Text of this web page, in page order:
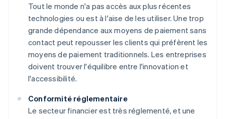
Tout le monde n'a pas accès aux plus récentes
technologies ou est à l'aise de les utiliser. Une trop
grande dépendance aux moyens de paiement sans
contact peut repousser les clients qui préfèrent les
moyens de paiement traditionnels. Les entreprises
doivent trouver l'équilibre entre l'innovation et
l'accessibilité.
Conformité réglementaire
Le secteur financier est très réglementé, et une